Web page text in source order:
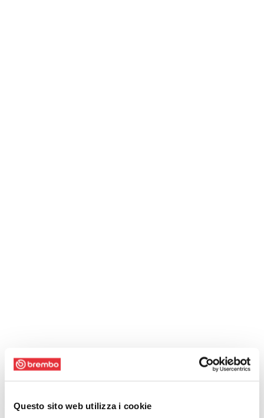
Questo sito web utilizza i cookie